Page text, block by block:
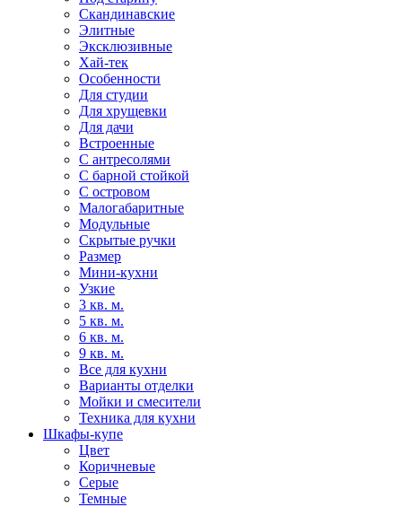
Скандинавские
Элитные
Эксклюзивные
Хай-тек
Особенности
Для студии
Для хрущевки
Для дачи
Встроенные
С антресолями
С барной стойкой
С островом
Малогабаритные
Модульные
Скрытые ручки
Размер
Мини-кухни
Узкие
3 кв. м.
5 кв. м.
6 кв. м.
9 кв. м.
Все для кухни
Варианты отделки
Мойки и смесители
Техника для кухни
Шкафы-купе
Цвет
Коричневые
Серые
Темные